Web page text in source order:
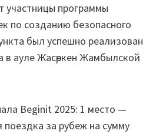
участницы программы
по созданию безопасного
был успешно реализован
в ауле Жасөркен Жамбылской
Beginit 2025: 1 место —
поездка за рубеж на сумму